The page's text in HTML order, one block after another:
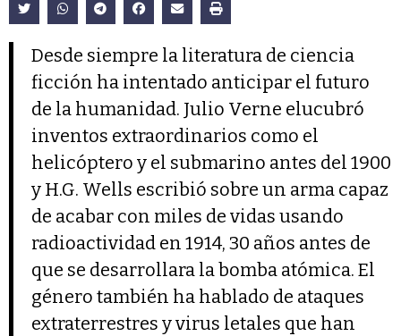
Desde siempre la literatura de ciencia
ficción ha intentado anticipar el futuro
de la humanidad. Julio Verne elucubró
inventos extraordinarios como el
helicóptero y el submarino antes del 1900
y H.G. Wells escribió sobre un arma capaz
de acabar con miles de vidas usando
radioactividad en 1914, 30 años antes de
que se desarrollara la bomba atómica. El
género también ha hablado de ataques
extraterrestres y virus letales que han